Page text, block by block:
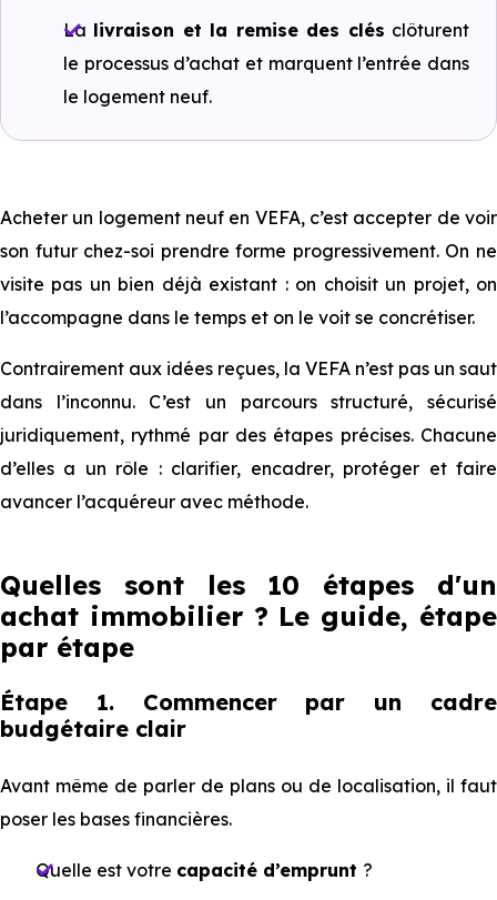
La livraison et la remise des clés clôturent
le processus d’achat et marquent l’entrée dans
le logement neuf.
Acheter un logement neuf en VEFA, c’est accepter de voir
son futur chez-soi prendre forme progressivement. On ne
visite pas un bien déjà existant : on choisit un projet, on
l’accompagne dans le temps et on le voit se concrétiser.
Contrairement aux idées reçues, la VEFA n’est pas un saut
dans l’inconnu. C’est un parcours structuré, sécurisé
juridiquement, rythmé par des étapes précises. Chacune
d’elles a un rôle : clarifier, encadrer, protéger et faire
avancer l’acquéreur avec méthode.
Quelles sont les 10 étapes d'un
achat immobilier ? Le guide, étape
par étape
Étape 1. Commencer par un cadre
budgétaire clair
Avant même de parler de plans ou de localisation, il faut
poser les bases financières.
Quelle est votre capacité d’emprunt ?